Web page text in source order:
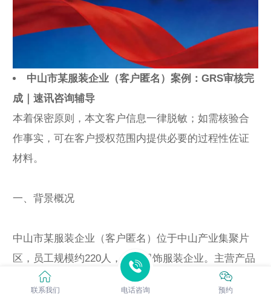
中山市某服装企业（客户匿名）案例：GRS审核完
成｜速讯咨询辅导
本着保密原则，本文客户信息一律脱敏；如需核验合
作事实，可在客户授权范围内提供必要的过程性佐证
材料。
一、背景概况
中山市某服装企业（客户匿名）位于中山产业集聚片
区，员工规模约220人，属于服饰服装企业。主营产品
以针梭织服装加工为主，订单涉及多批次来料与多
联系我们 电话咨询 预约